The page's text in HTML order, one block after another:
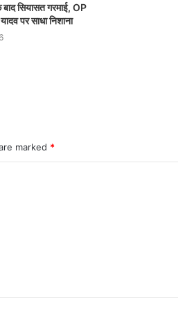
बाद सियासत गरमाई, OP
पर साधा निशाना
marked *